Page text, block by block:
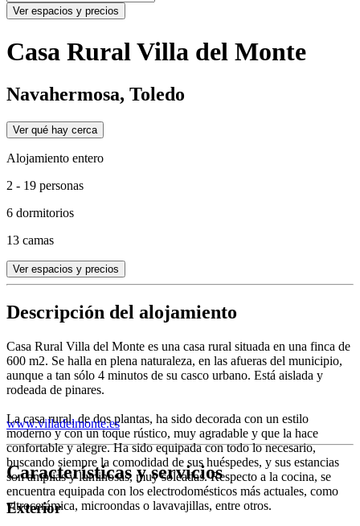
Ver espacios y precios
Casa Rural Villa del Monte
Navahermosa, Toledo
Ver qué hay cerca
Alojamiento entero
2 - 19 personas
6 dormitorios
13 camas
Ver espacios y precios
Descripción del alojamiento
Casa Rural Villa del Monte es una casa rural situada en una finca de
600 m2. Se halla en plena naturaleza, en las afueras del municipio,
aunque a tan sólo 4 minutos de su casco urbano. Está aislada y
rodeada de pinares.
La casa rural, de dos plantas, ha sido decorada con un estilo
moderno y con un toque rústico, muy agradable y que la hace
confortable y alegre. Ha sido equipada con todo lo necesario,
buscando siempre la comodidad de sus huéspedes, y sus estancias
son amplias y luminosas, muy soleadas. Respecto a la cocina, se
encuentra equipada con los electrodomésticos más actuales, como
vitrocerámica, microondas o lavavajillas, entre otros.
www.villadelmonte.es
Características y servicios
Exterior